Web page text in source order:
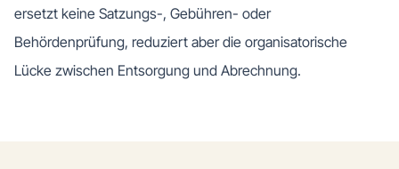
ersetzt keine Satzungs-, Gebühren- oder
Behördenprüfung, reduziert aber die organisatorische
Lücke zwischen Entsorgung und Abrechnung.